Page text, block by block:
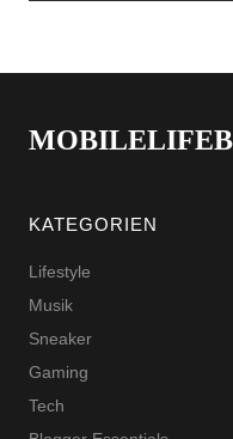
KATEGORIEN
Lifestyle
Musik
Sneaker
Gaming
Tech